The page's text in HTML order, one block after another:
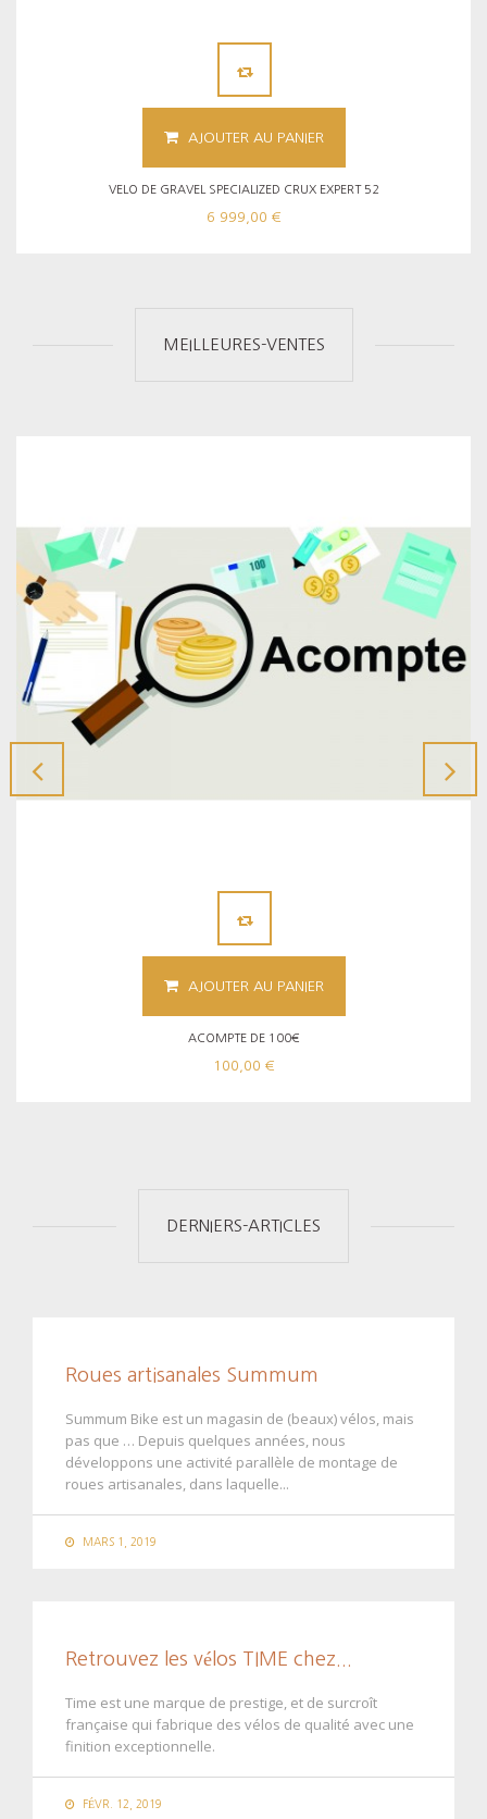
AJOUTER AU PANIER
VELO DE GRAVEL SPECIALIZED CRUX EXPERT 52
6 999,00 €
MEILLEURES-VENTES
AJOUTER AU PANIER
ACOMPTE DE 100€
100,00 €
DERNIERS-ARTICLES
Roues artisanales Summum
Summum Bike est un magasin de (beaux) vélos, mais
pas que … Depuis quelques années, nous
développons une activité parallèle de montage de
roues artisanales, dans laquelle...
MARS 1, 2019
Retrouvez les vélos TIME chez...
Time est une marque de prestige, et de surcroît
française qui fabrique des vélos de qualité avec une
finition exceptionnelle.
FÉVR. 12, 2019